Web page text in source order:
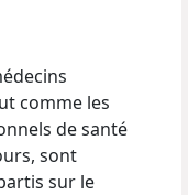
comme les
de santé
sont
sur le